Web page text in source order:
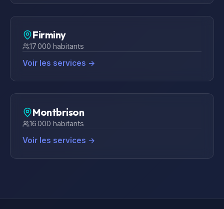
Firminy
17 000 habitants
Voir les services →
Montbrison
16 000 habitants
Voir les services →